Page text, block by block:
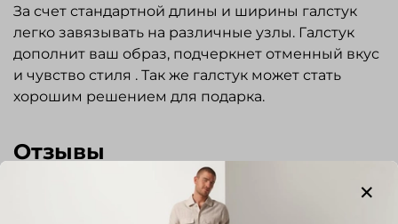
За счет стандартной длины и ширины галстук
легко завязывать на различные узлы. Галстук
дополнит ваш образ, подчеркнет отменный вкус
и чувство стиля . Так же галстук может стать
хорошим решением для подарка.
Отзывы
Отзывов еще никто не оставлял